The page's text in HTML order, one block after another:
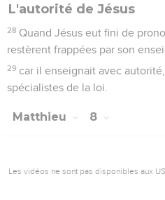
L'autorité de Jésus
28 Quand Jésus eut fini de
restèrent frappées par son
29 car il enseignait avec
spécialistes de la loi.
Matthieu 8
Les vidéos ne sont pas disponibles aux